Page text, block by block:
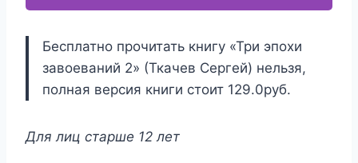
Бесплатно прочитать книгу «Три эпохи
завоеваний 2» (Ткачев Сергей) нельзя,
полная версия книги стоит 129.0руб.
Для лиц старше 12 лет